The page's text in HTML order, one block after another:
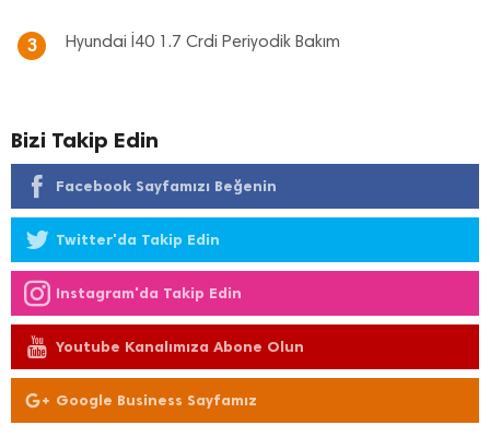
3 Hyundai İ40 1.7 Crdi Periyodik Bakım
Bizi Takip Edin
Facebook Sayfamızı Beğenin
Twitter'da Takip Edin
Instagram'da Takip Edin
Youtube Kanalımıza Abone Olun
Google Business Sayfamız